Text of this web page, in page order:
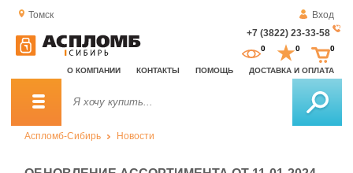
Томск
Вход
+7 (3822) 23-33-58
О КОМПАНИИ КОНТАКТЫ ПОМОЩЬ ДОСТАВКА И ОПЛАТА
0 0 0
Аспломб-Сибирь Новости